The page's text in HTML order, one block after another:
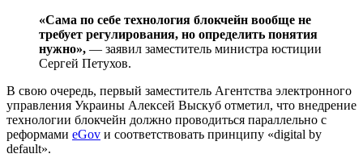
«Сама по себе технология блокчейн вообще не
требует регулирования, но определить понятия
нужно», — заявил заместитель министра юстиции
Сергей Петухов.
В свою очередь, первый заместитель Агентства электронного
управления Украины Алексей Выскуб отметил, что внедрение
технологии блокчейн должно проводиться параллельно с
реформами eGov и соответствовать принципу «digital by
default».